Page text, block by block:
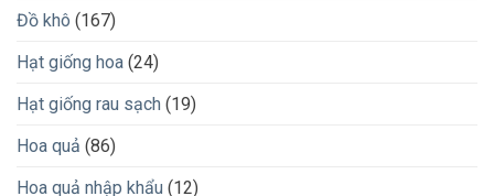
Đồ khô (167)
Hạt giống hoa (24)
Hạt giống rau sạch (19)
Hoa quả (86)
Hoa quả nhập khẩu (12)